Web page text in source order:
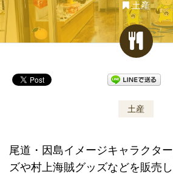
土産
土産
尾道・因島イメージキャラクタ
ズや村上海賊グッズなどを販売し